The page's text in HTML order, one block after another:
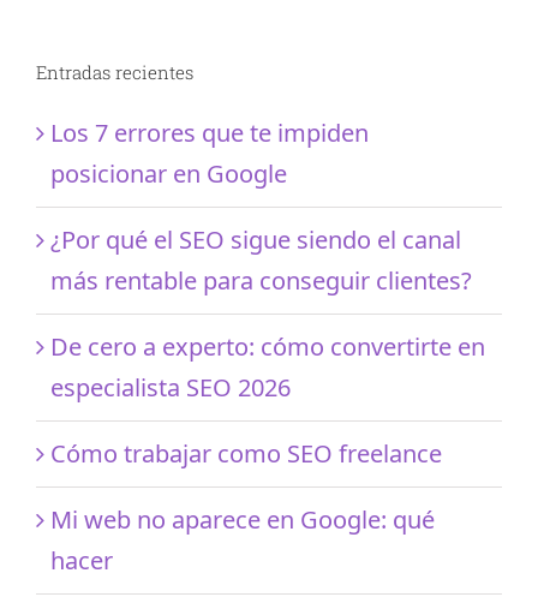
Entradas recientes
Los 7 errores que te impiden
posicionar en Google
¿Por qué el SEO sigue siendo el canal
más rentable para conseguir clientes?
De cero a experto: cómo convertirte en
especialista SEO 2026
Cómo trabajar como SEO freelance
Mi web no aparece en Google: qué
hacer